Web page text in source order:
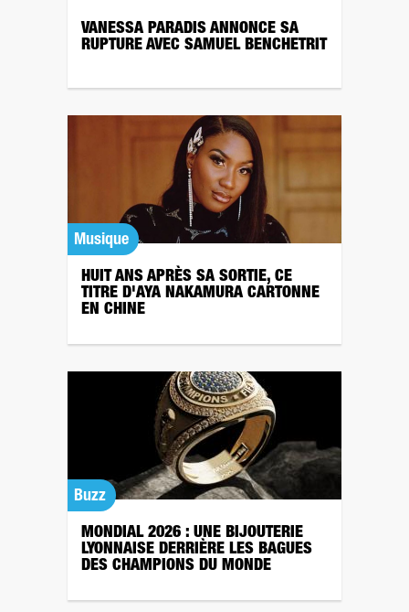
VANESSA PARADIS ANNONCE SA
RUPTURE AVEC SAMUEL BENCHETRIT
Musique
HUIT ANS APRÈS SA SORTIE, CE
TITRE D'AYA NAKAMURA CARTONNE
EN CHINE
Buzz
MONDIAL 2026 : UNE BIJOUTERIE
LYONNAISE DERRIÈRE LES BAGUES
DES CHAMPIONS DU MONDE